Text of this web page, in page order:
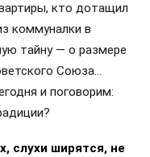
кто дотащил
коммуналки в
тайну — о размере
Союза…
и поговорим:
слухи ширятся, не